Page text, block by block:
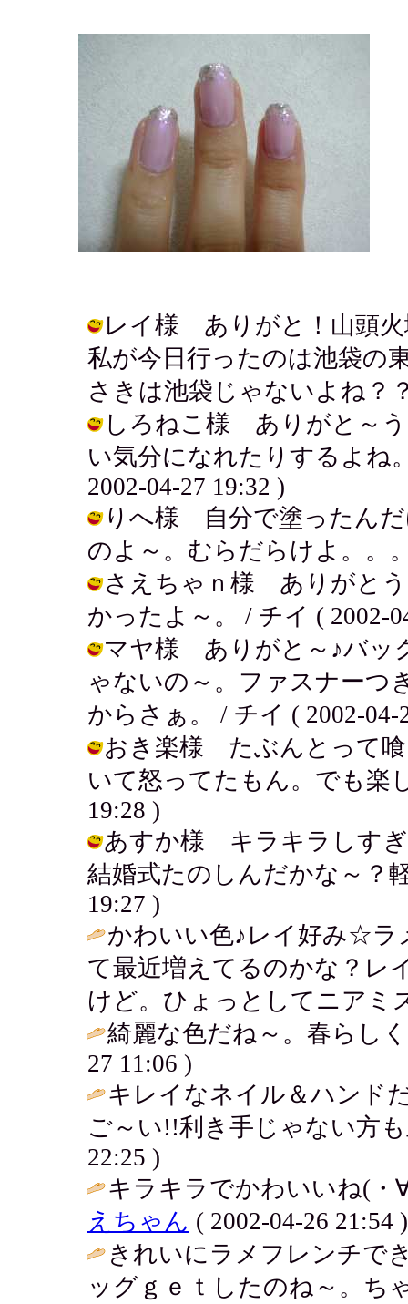
レイ様 ありがと！山頭火
私が今日行ったのは池袋の
さきは池袋じゃないよね？
しろねこ様 ありがと～
い気分になれたりするよね
2002-04-27 19:32 )
りへ様 自分で塗ったんだ
のよ～。むらだらけよ。。
さえちゃｎ様 ありがと
かったよ～。 / チイ ( 2002-
マヤ様 ありがと～♪バッ
ゃないの～。ファスナーつ
からさぁ。 / チイ ( 2002-04-
おき楽様 たぶんとって喰
いて怒ってたもん。でも楽
19:28 )
あすか様 キラキラしすぎ
結婚式たのしんだかな～？
19:27 )
かわいい色♪レイ好み☆ラ
て最近増えてるのかな？レ
けど。ひょっとしてニアミ
綺麗な色だね～。春らし
27 11:06 )
キレイなネイル＆ハンド
ご～い!!利き手じゃない方
22:25 )
キラキラでかわいいね(
えちゃん ( 2002-04-26 21:54 )
きれいにラメフレンチで
ッグｇｅｔしたのね～。ち